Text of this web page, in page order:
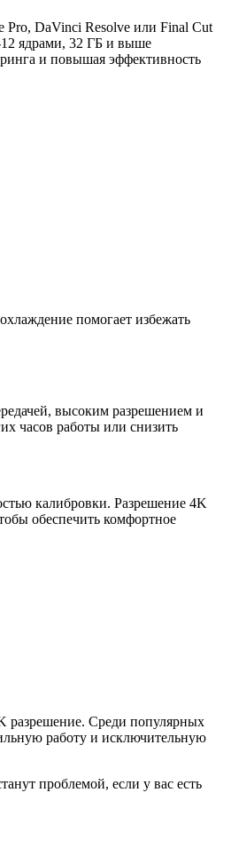
Pro, DaVinci Resolve или Final Cut
12 ядрами, 32 ГБ и выше
и повышая эффективность
помогает избежать
высоким разрешением и
часов работы или снизить
калибровки. Разрешение 4K
обеспечить комфортное
разрешение. Среди популярных
работу и исключительную
проблемой, если у вас есть